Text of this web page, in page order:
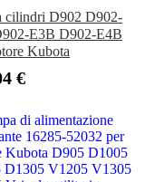
cilindri D902 D902-
E3B D902-E4B
Kubota
€